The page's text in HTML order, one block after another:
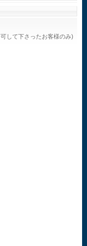
して下さったお客様のみ)